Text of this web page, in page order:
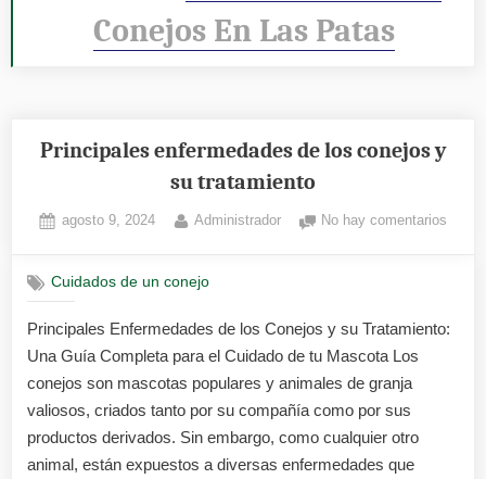
Conejos En Las Patas
Principales enfermedades de los conejos y
su tratamiento
Posted
agosto 9, 2024 By
Administrador No hay comentarios
Cuidados de un conejo
Principales Enfermedades de los Conejos y su Tratamiento:
Una Guía Completa para el Cuidado de tu Mascota Los
conejos son mascotas populares y animales de granja
valiosos, criados tanto por su compañía como por sus
productos derivados. Sin embargo, como cualquier otro
animal, están expuestos a diversas enfermedades que